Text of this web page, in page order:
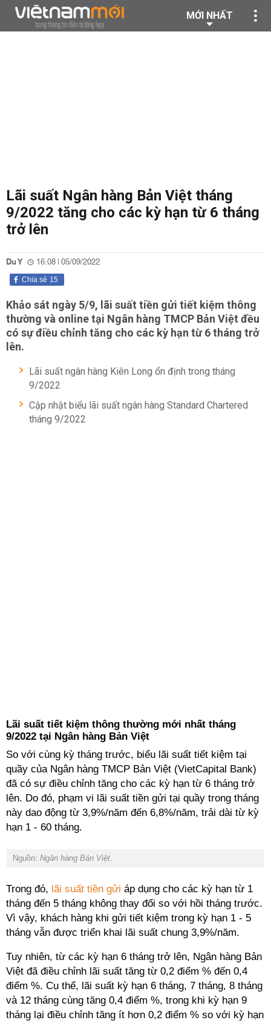
MỚI NHẤT
Lãi suất Ngân hàng Bản Việt tháng
9/2022 tăng cho các kỳ hạn từ 6 tháng
trở lên
Du Y 16:08 | 05/09/2022
15
Chia sẻ
Khảo sát ngày 5/9, lãi suất tiền gửi tiết kiệm thông
thường và online tại Ngân hàng TMCP Bản Việt đều
có sự điều chỉnh tăng cho các kỳ hạn từ 6 tháng trở
lên.
Lãi suất ngân hàng Kiên Long ổn định trong tháng
9/2022
Cập nhật biểu lãi suất ngân hàng Standard Chartered
tháng 9/2022
Lãi suất tiết kiệm thông thường mới nhất tháng
9/2022 tại Ngân hàng Bản Việt
So với cùng kỳ tháng trước, biểu lãi suất tiết kiệm tại
quầy của Ngân hàng TMCP Bản Việt (VietCapital Bank)
đã có sự điều chỉnh tăng cho các kỳ hạn từ 6 tháng trở
lên. Do đó, phạm vi lãi suất tiền gửi tại quầy trong tháng
này dao động từ 3,9%/năm đến 6,8%/năm, trải dài từ kỳ
hạn 1 - 60 tháng.
Nguồn: Ngân hàng Bản Việt.
Trong đó, lãi suất tiền gửi áp dụng cho các kỳ hạn từ 1
tháng đến 5 tháng không thay đổi so với hồi tháng trước.
Vì vậy, khách hàng khi gửi tiết kiệm trong kỳ hạn 1 - 5
tháng vẫn được triển khai lãi suất chung 3,9%/năm.
Tuy nhiên, từ các kỳ hạn 6 tháng trở lên, Ngân hàng Bản
Việt đã điều chỉnh lãi suất tăng từ 0,2 điểm % đến 0,4
điểm %. Cụ thể, lãi suất kỳ hạn 6 tháng, 7 tháng, 8 tháng
và 12 tháng cùng tăng 0,4 điểm %, trong khi kỳ hạn 9
tháng lại điều chỉnh tăng ít hơn 0,2 điểm % so với kỳ hạn